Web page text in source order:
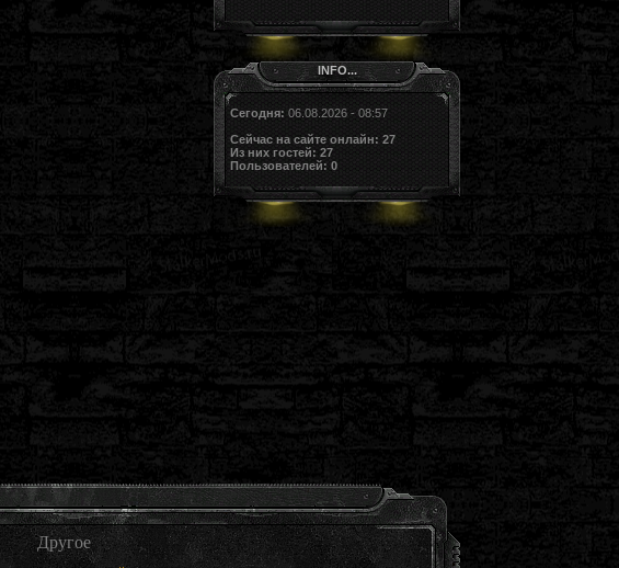
INFO...
Сегодня: 06.08.2026 - 08:57
Сейчас на сайте онлайн: 27
Из них гостей: 27
Пользователей: 0
Другое